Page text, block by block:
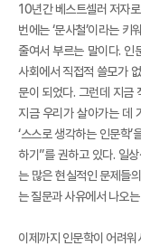
10년간 베스트셀러 저자
번에는 ‘문사철’이라는
줄여서 부르는 말이다. 인
사회에서 직접적 쓸모가
문이 되었다. 그런데 지금
지금 우리가 살아가는 데
‘스스로 생각하는 인문학
하기”를 권하고 있다. 일
는 많은 현실적인 문제들
는 질문과 사유에서 나오
이제까지 인문학이 어려